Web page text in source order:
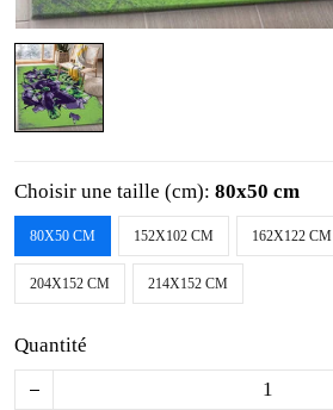
Choisir une taille (cm): 80x50 cm
80X50 CM 152X102 CM 162X122 CM
204X152 CM 214X152 CM
Quantité